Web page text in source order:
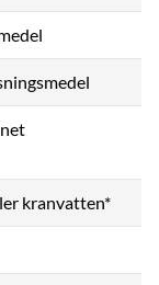
kranvatten*